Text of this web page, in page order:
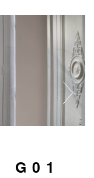
G01